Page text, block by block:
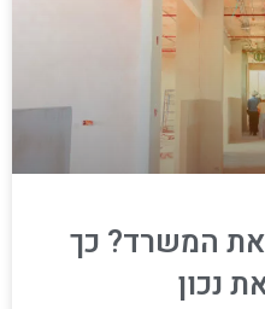
המשרד? כך
נכון